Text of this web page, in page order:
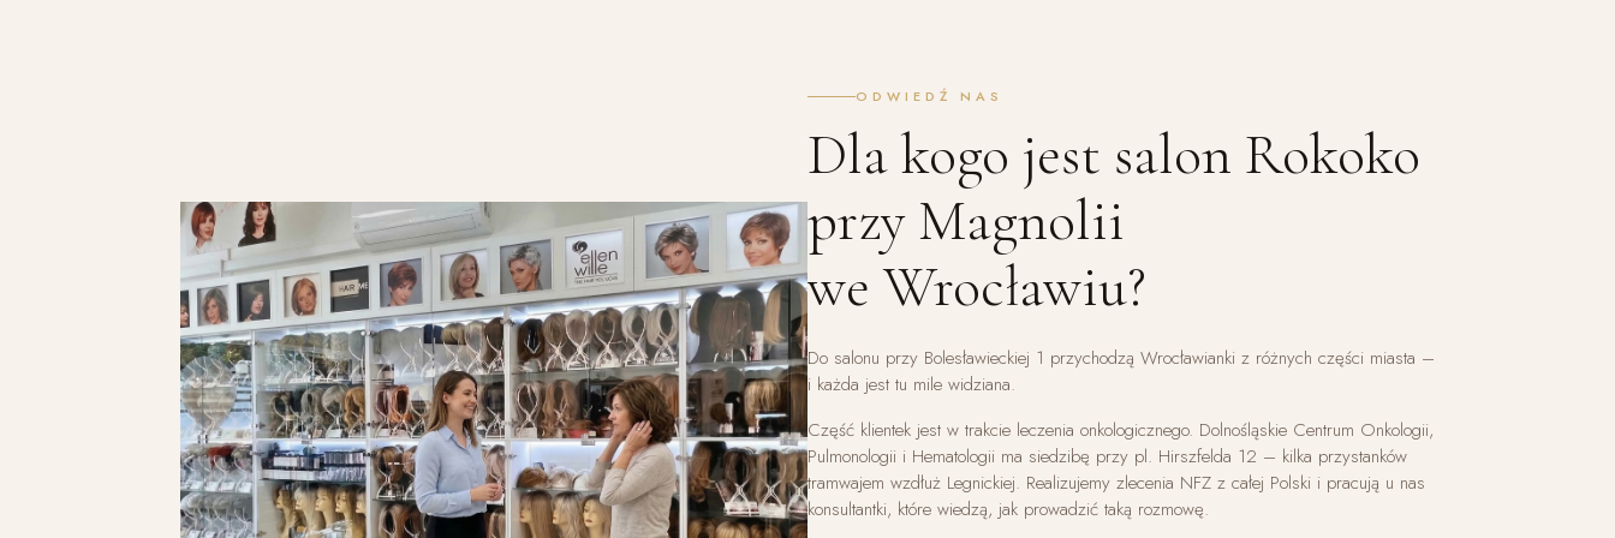
ODWIEDŹ NAS
Dla kogo jest salon Rokoko
przy Magnolii
we Wrocławiu?
Do salonu przy Bolesławieckiej 1 przychodzą Wrocławianki z różnych części miasta –
i każda jest tu mile widziana.
Część klientek jest w trakcie leczenia onkologicznego. Dolnośląskie Centrum Onkologii,
Pulmonologii i Hematologii ma siedzibę przy pl. Hirszfelda 12 – kilka przystanków
tramwajem wzdłuż Legnickiej. Realizujemy zlecenia NFZ z całej Polski i pracują u nas
konsultantki, które wiedzą, jak prowadzić taką rozmowę.